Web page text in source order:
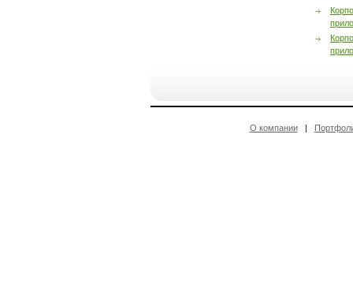
О компании|